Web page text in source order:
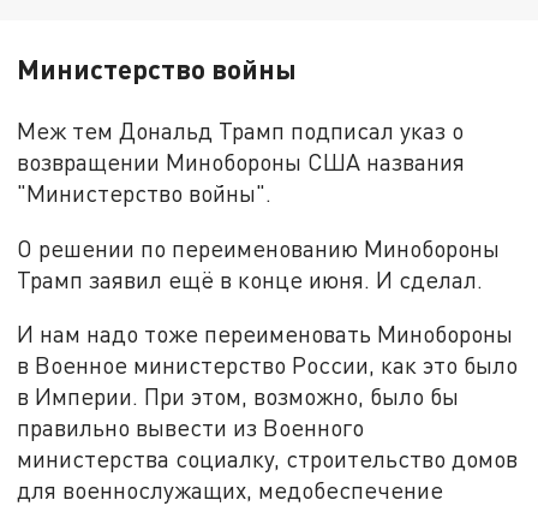
Министерство войны
Меж тем Дональд Трамп подписал указ о
возвращении Минобороны США названия
"Министерство войны".
О решении по переименованию Минобороны
Трамп заявил ещё в конце июня. И сделал.
И нам надо тоже переименовать Минобороны
в Военное министерство России, как это было
в Империи. При этом, возможно, было бы
правильно вывести из Военного
министерства социалку, строительство домов
для военнослужащих, медобеспечение